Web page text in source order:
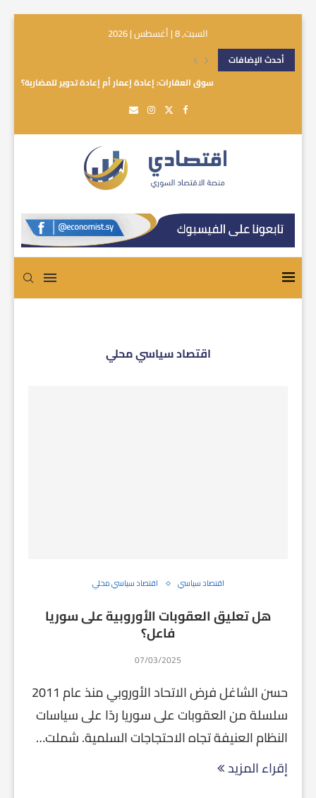
السبت, 8 | أغسطس | 2026
أحدث الإضافات
سوق العقارات: إعادة إعمار أم إعادة تدوير للمضاربة؟
اقتصاد سياسي محلي
اقتصاد سياسي اقتصاد سياسي محلي
هل تعليق العقوبات الأوروبية على سوريا
فاعل؟
07/03/2025
حسن الشاغل فرض الاتحاد الأوروبي منذ عام 2011
سلسلة من العقوبات على سوريا ردًا على سياسات
النظام العنيفة تجاه الاحتجاجات السلمية. شملت…
إقراء المزيد